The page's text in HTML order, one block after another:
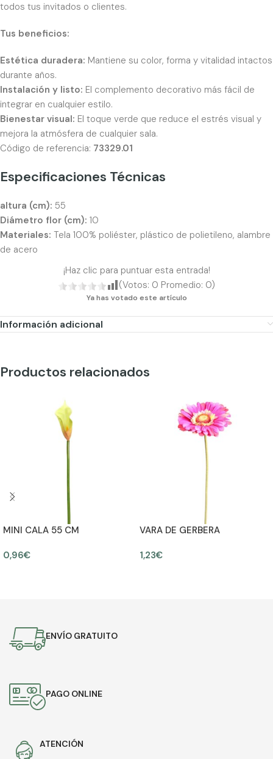
todos tus invitados o clientes.
Tus beneficios:
Estética duradera: Mantiene su color, forma y vitalidad intactos
durante años.
Instalación y listo: El complemento decorativo más fácil de
integrar en cualquier estilo.
Bienestar visual: El toque verde que reduce el estrés visual y
mejora la atmósfera de cualquier sala.
Código de referencia: 73329.01
Especificaciones Técnicas
altura (cm): 55
Diámetro flor (cm): 10
Materiales: Tela 100% poliéster, plástico de polietileno, alambre
de acero
¡Haz clic para puntuar esta entrada!
(Votos: 0 Promedio: 0)
Ya has votado este artículo
Información adicional
Productos relacionados
MINI CALA 55 CM
0,96€
VARA DE GERBERA
1,23€
ENVÍO GRATUITO
PAGO ONLINE
ATENCIÓN